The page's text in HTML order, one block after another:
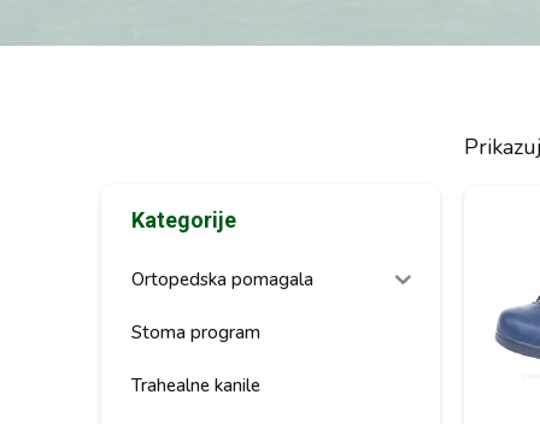
Kategorije
Ortopedska pomagala
Stoma program
Trahealne kanile